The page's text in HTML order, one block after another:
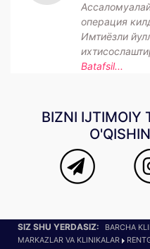
операция
Имтиёзли
Batafsil...
BIZNI IJTIMOIY
SIZ SHU YERDASIZ: BARCHA
MARKAZLAR VA KLINIKALAR